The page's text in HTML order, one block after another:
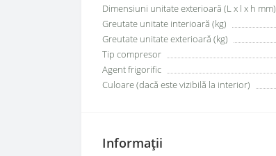
Dimensiuni unitate exterioară (L x l x h mm)
Greutate unitate interioară (kg)
Greutate unitate exterioară (kg)
Tip compresor
Agent frigorific
Culoare (dacă este vizibilă la interior)
Informații